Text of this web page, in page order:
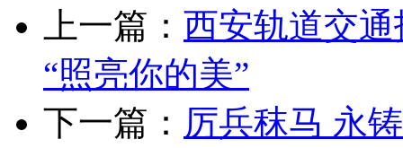
上一篇： 西安轨道交
“照亮你的美”
下一篇： 厉兵秣马 永